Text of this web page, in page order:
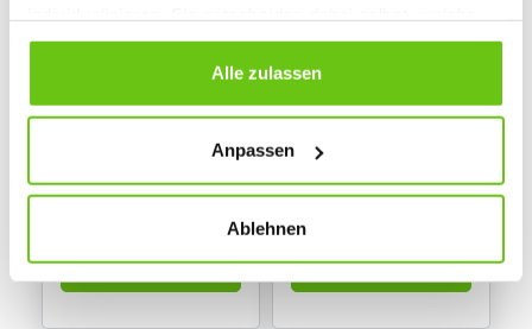
Cookies Sie erlauben. Verweigern Sie Ihre Zustimmung,
wählen Sie „Alle ablehnen” – in diesem Fall werden nur
Daten verarbeitet, die für den Besuch unserer Website
jederzeit ändern, indem Sie auf die Schaltfläche unten
links klicken. Weitere Informationen zur Datennutzung
Alle zulassen
Anpassen
Ablehnen
300512
Pompons, 8 Farben